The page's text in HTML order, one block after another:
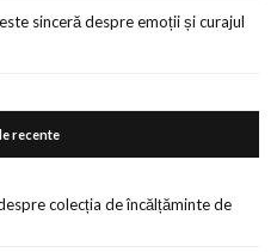
sinceră despre emoții și curajul
recente
colecția de încălțăminte de